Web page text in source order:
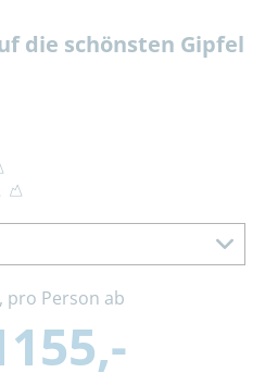
die schönsten Gipfel
pro Person ab